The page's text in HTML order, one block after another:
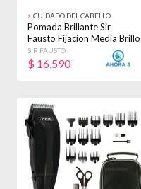
> CUIDADO DEL CABELLO
Pomada Brillante Sir
Fausto Fijacion Media Brillo
X 100ml
SIR FAUSTO
$ 16,590